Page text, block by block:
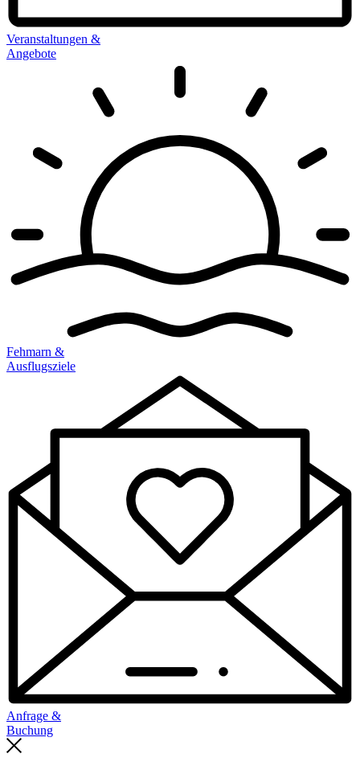
Veranstaltungen &
Angebote
Fehmarn &
Ausflugsziele
Anfrage &
Buchung